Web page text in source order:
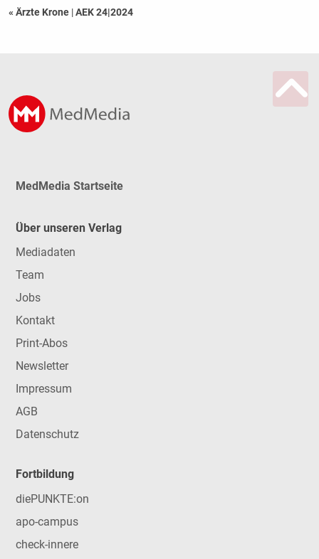
« Ärzte Krone |AEK 24|2024
MedMedia Startseite
Über unseren Verlag
Mediadaten
Team
Jobs
Kontakt
Print-Abos
Newsletter
Impressum
AGB
Datenschutz
Fortbildung
diePUNKTE:on
apo-campus
check-innere